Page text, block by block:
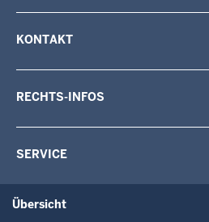
KONTAKT
RECHTS-INFOS
SERVICE
Übersicht